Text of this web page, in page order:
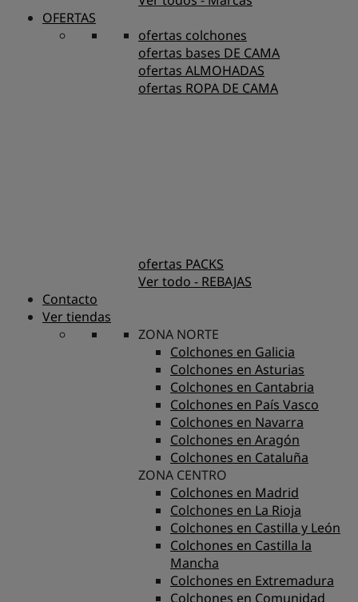
OFERTAS
ofertas colchones
ofertas bases DE CAMA
ofertas ALMOHADAS
ofertas ROPA DE CAMA
ofertas PACKS
Ver todo - REBAJAS
Contacto
Ver tiendas
ZONA NORTE
Colchones en Galicia
Colchones en Asturias
Colchones en Cantabria
Colchones en País Vasco
Colchones en Navarra
Colchones en Aragón
Colchones en Cataluña
ZONA CENTRO
Colchones en Madrid
Colchones en La Rioja
Colchones en Castilla y León
Colchones en Castilla la
Mancha
Colchones en Extremadura
Colchones en Comunidad